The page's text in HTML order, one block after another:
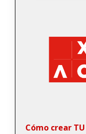
Cómo crear TU